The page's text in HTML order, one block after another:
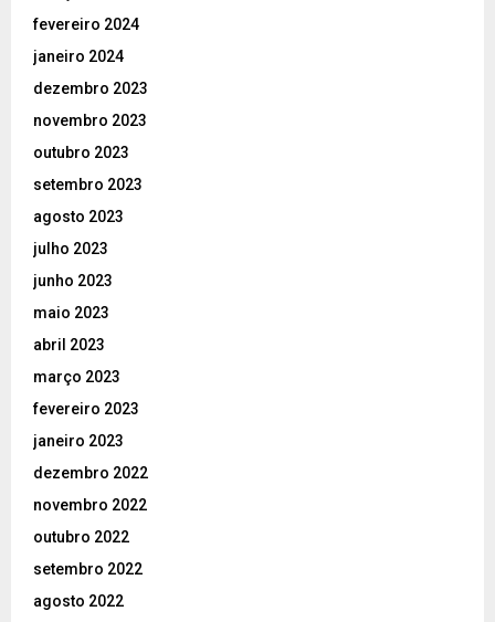
fevereiro 2024
janeiro 2024
dezembro 2023
novembro 2023
outubro 2023
setembro 2023
agosto 2023
julho 2023
junho 2023
maio 2023
abril 2023
março 2023
fevereiro 2023
janeiro 2023
dezembro 2022
novembro 2022
outubro 2022
setembro 2022
agosto 2022